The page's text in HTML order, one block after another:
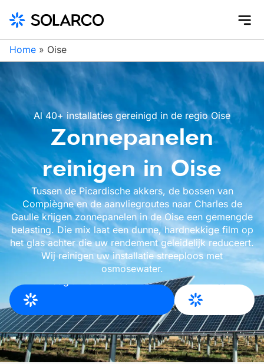
Home » Oise
Al 40+ installaties gereinigd in de regio Oise
Zonnepanelen
reinigen in Oise
Tussen de Picardische akkers, de bossen van
Compiègne en de aanvliegroutes naar Charles de
Gaulle krijgen zonnepanelen in de Oise een gemengde
belasting. Die mix laat een dunne, hardnekkige film op
het glas achter die uw rendement geleidelijk reduceert.
Wij reinigen uw installatie streeploos met
osmosewater.
Vraag uw offerte aan voor
Oise info